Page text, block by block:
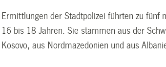
Ermittlungen der Stadtpolizei führten zu fünf
16 bis 18 Jahren. Sie stammen aus der
Kosovo, aus Nordmazedonien und aus